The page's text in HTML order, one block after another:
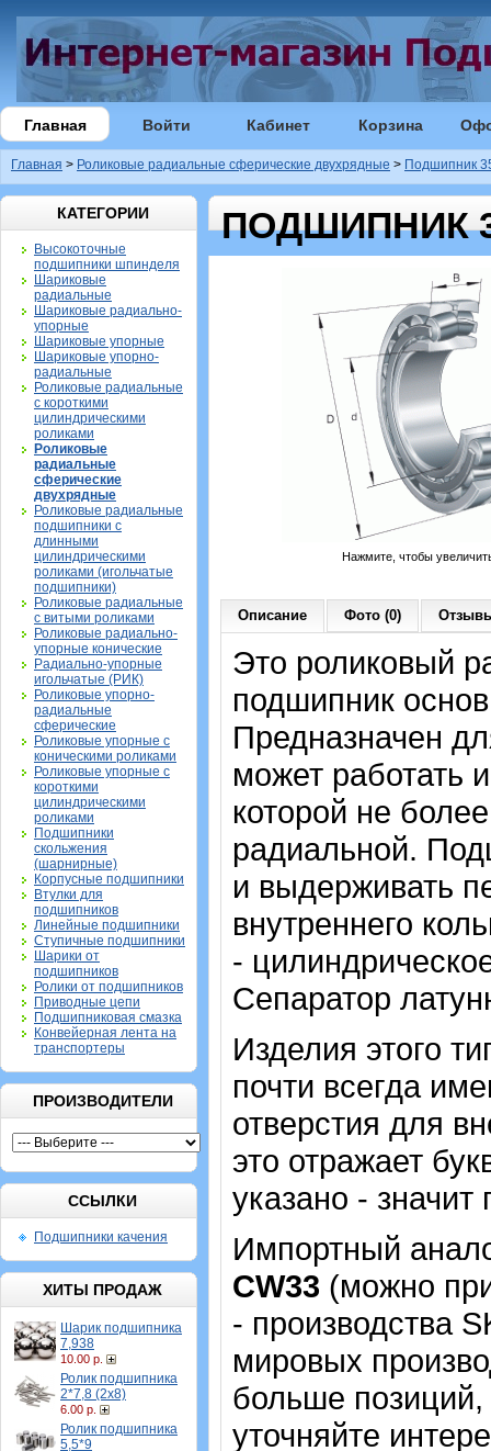
Главная Войти Кабинет Корзина
Главная > Роликовые радиальные сферические двухрядные > Подшипник
КАТЕГОРИИ
Высокоточные
подшипники шпинделя
Шариковые
радиальные
Шариковые радиально-
упорные
Шариковые упорные
Шариковые упорно-
радиальные
Роликовые радиальные
с короткими
цилиндрическими
роликами
Роликовые
радиальные
сферические
двухрядные
Роликовые радиальные
подшипники с
длинными
цилиндрическими
роликами (игольчатые
подшипники)
Роликовые радиальные
с витыми роликами
Роликовые радиально-
упорные конические
Радиально-упорные
игольчатые (РИК)
Роликовые упорно-
радиальные
сферические
Роликовые упорные с
коническими роликами
Роликовые упорные с
короткими
цилиндрическими
роликами
Подшипники
скольжения
(шарнирные)
Корпусные подшипники
Втулки для
подшипников
Линейные подшипники
Ступичные подшипники
Шарики от
подшипников
Ролики от подшипников
Приводные цепи
Подшипниковая смазка
Конвейерная лента на
транспортеры
ПРОИЗВОДИТЕЛИ
ССЫЛКИ
Подшипники качения
ХИТЫ ПРОДАЖ
Шарик подшипника
7,938
10.00 р.
Ролик подшипника
2*7,8 (2х8)
6.00 р.
Ролик подшипника
5,5*9
ПОДШИПНИК
Нажмите, чтобы
Описание Фото (0)
Это роликовый
подшипник
Предназначен
может работать
которой не
радиальной.
и выдерживать
внутреннего
-
Сепаратор
Изделия этого
почти всегда
отверстия для
это отражает
указано - значит
Импортный
CW33 (можно
- производства
мировых
больше позиций,
уточняйте